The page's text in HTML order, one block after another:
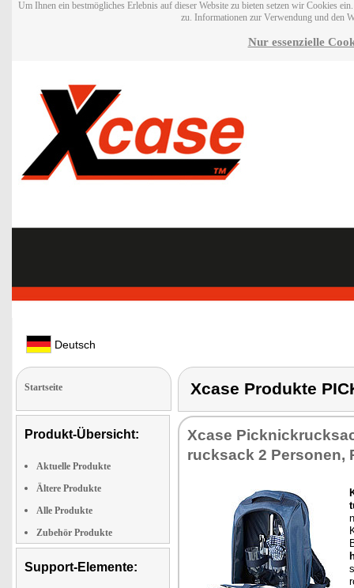
Um Ihnen ein bestmögliches Erlebnis auf dieser Website zu bieten setzen wir Cookies
zu. Informationen zur Verwendung und den
Nur essenzielle
Deutsch
Startseite
Produkt-Übersicht:
Aktuelle Produkte
Ältere Produkte
Alle Produkte
Zubehör Produkte
Support-Elemente:
Xcase Produkte
Xca­se
ruck­sack 2 Per­so­nen,